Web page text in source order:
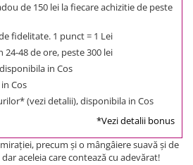
de 150 lei la fiecare achizitie de peste
fidelitate. 1 punct = 1 Lei
24-48 de ore, peste 300 lei
in Cos
Cos
(vezi detalii), disponibila in Cos
*Vezi detalii bonus
precum şi o mângâiere suavă şi de
aceleia care contează cu adevărat!